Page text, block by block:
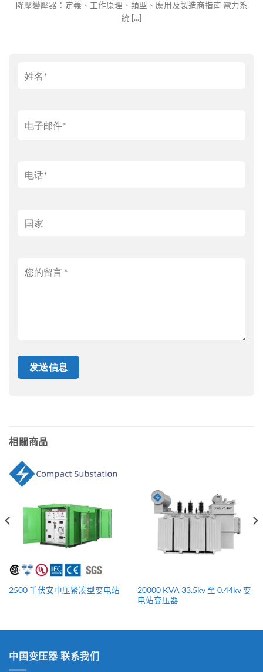
降壓變壓器：定義、工作原理、類型、應用及製造商指南 電力系
統 [...]
相關商品
2500 千伏安中压紧凑型变电站
20000 KVA 33.5kv 至 0.44kv 变
电站变压器
中国变压器 联系我们